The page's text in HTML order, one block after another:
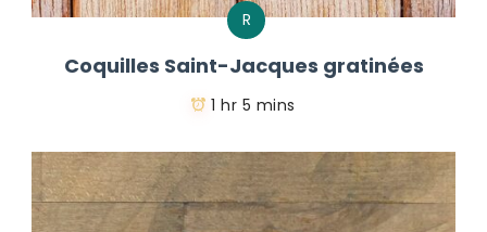
R
Coquilles Saint-Jacques gratinées
1 hr 5 mins